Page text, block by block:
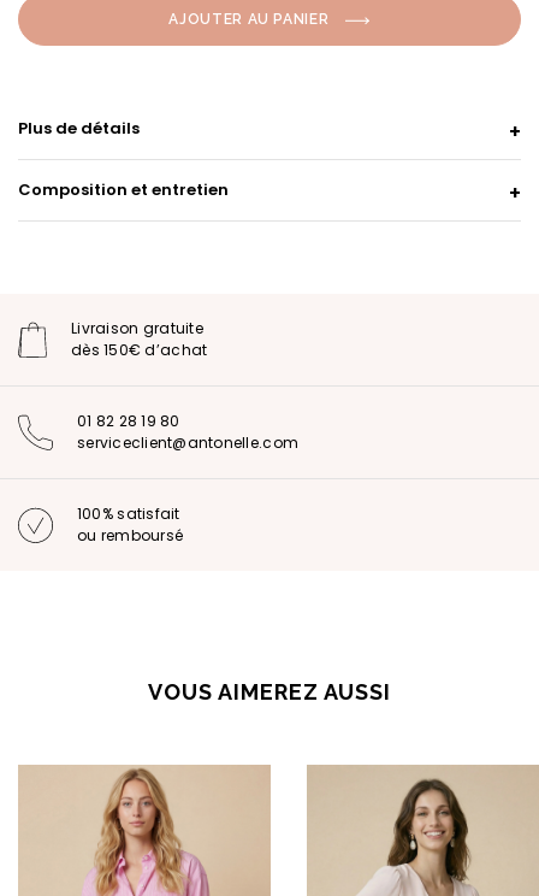
AJOUTER AU PANIER
Plus de détails
Composition et entretien
Livraison gratuite
dès 150€ d’achat
01 82 28 19 80
serviceclient@antonelle.com
100% satisfait
ou remboursé
VOUS AIMEREZ AUSSI